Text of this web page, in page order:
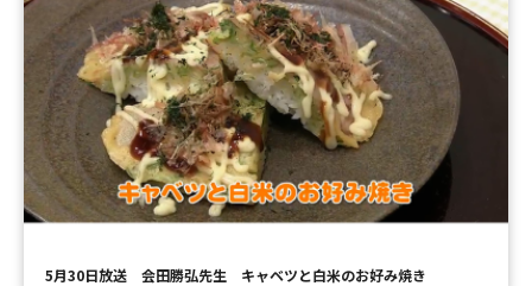
イベント
Event
試写会・プレゼント
Present
ＹＢＣオンデマンド
5月30日放送 会田勝弘先生 キャベツと白米のお好み焼き